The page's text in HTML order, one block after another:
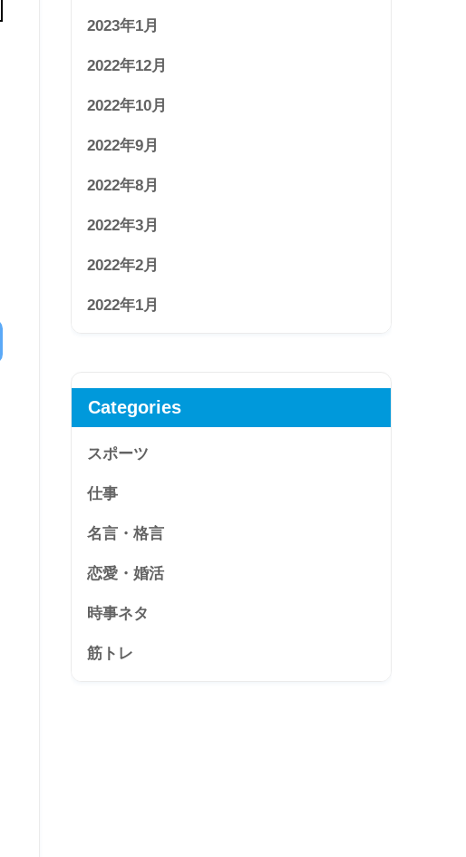
2023年1月
2022年12月
2022年10月
2022年9月
2022年8月
2022年3月
2022年2月
2022年1月
Categories
スポーツ
仕事
名言・格言
恋愛・婚活
時事ネタ
筋トレ